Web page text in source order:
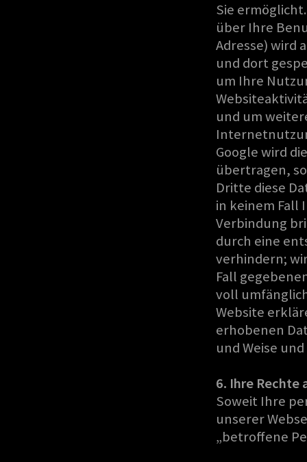
Sie
über Ihre
Adresse) wird
und dort
um Ihre
und um
Google wird
übertragen,
Dritte diese
in keinem Fall
Verbindung
durch eine
verhindern;
Fall
voll
Website
erhobenen
und Weise
6. Ihre Rechte
Soweit Ihre
unserer
„betroffene